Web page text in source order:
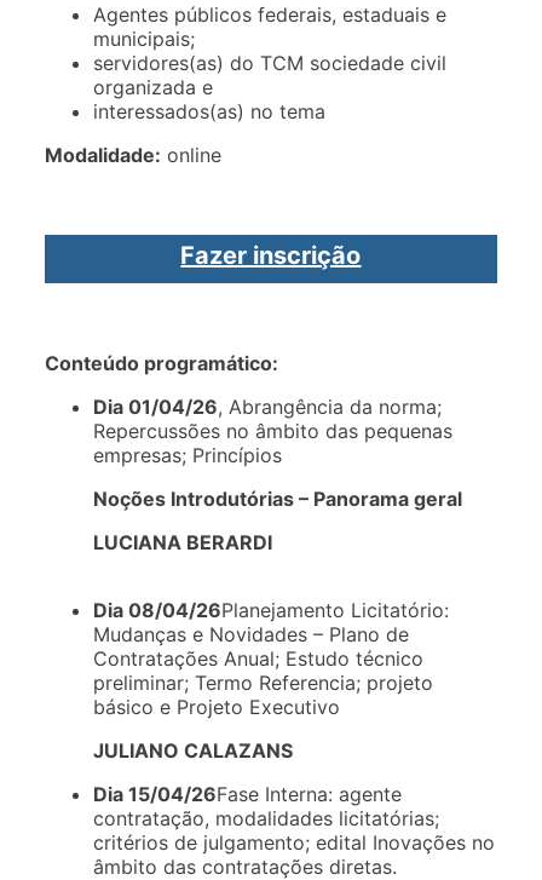
Agentes públicos federais, estaduais e
municipais;
servidores(as) do TCM sociedade civil
organizada e
interessados(as) no tema
Modalidade: online
Fazer inscrição
Conteúdo programático:
Dia 01/04/26, Abrangência da norma;
Repercussões no âmbito das pequenas
empresas; Princípios
Noções Introdutórias – Panorama geral
LUCIANA BERARDI
Dia 08/04/26Planejamento Licitatório:
Mudanças e Novidades – Plano de
Contratações Anual; Estudo técnico
preliminar; Termo Referencia; projeto
básico e Projeto Executivo
JULIANO CALAZANS
Dia 15/04/26Fase Interna: agente
contratação, modalidades licitatórias;
critérios de julgamento; edital Inovações no
âmbito das contratações diretas.